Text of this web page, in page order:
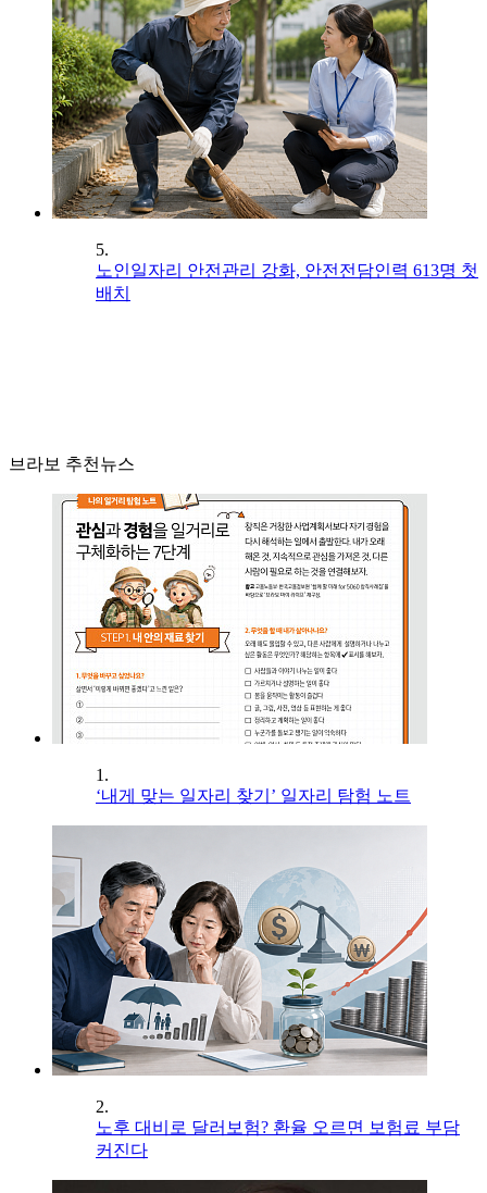
5.
노인일자리 안전관리 강화, 안전전담인력 613명 첫
배치
브라보 추천뉴스
1.
‘내게 맞는 일자리 찾기’ 일자리 탐험 노트
2.
노후 대비로 달러보험? 환율 오르면 보험료 부담
커진다